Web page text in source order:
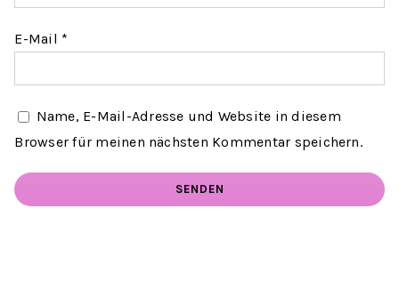
E-Mail *
Name, E-Mail-Adresse und Website in diesem
Browser für meinen nächsten Kommentar speichern.